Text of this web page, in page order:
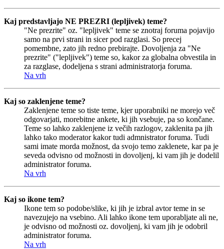
Kaj predstavljajo NE PREZRI (lepljivek) teme?
"Ne prezrite" oz. "lepljivek" teme se znotraj foruma pojavijo
samo na prvi strani in sicer pod razglasi. So precej
pomembne, zato jih redno prebirajte. Dovoljenja za "Ne
prezrite" ("lepljivek") teme so, kakor za globalna obvestila in
za razglase, dodeljena s strani administratorja foruma.
Na vrh
Kaj so zaklenjene teme?
Zaklenjene teme so tiste teme, kjer uporabniki ne morejo več
odgovarjati, morebitne ankete, ki jih vsebuje, pa so končane.
Teme so lahko zaklenjene iz večih razlogov, zaklenita pa jih
lahko tako moderator kakor tudi admnistrator foruma. Tudi
sami imate morda možnost, da svojo temo zaklenete, kar pa je
seveda odvisno od možnosti in dovoljenj, ki vam jih je dodelil
administrator foruma.
Na vrh
Kaj so ikone tem?
Ikone tem so podobe/slike, ki jih je izbral avtor teme in se
navezujejo na vsebino. Ali lahko ikone tem uporabljate ali ne,
je odvisno od možnosti oz. dovoljenj, ki vam jih je odobril
administrator foruma.
Na vrh